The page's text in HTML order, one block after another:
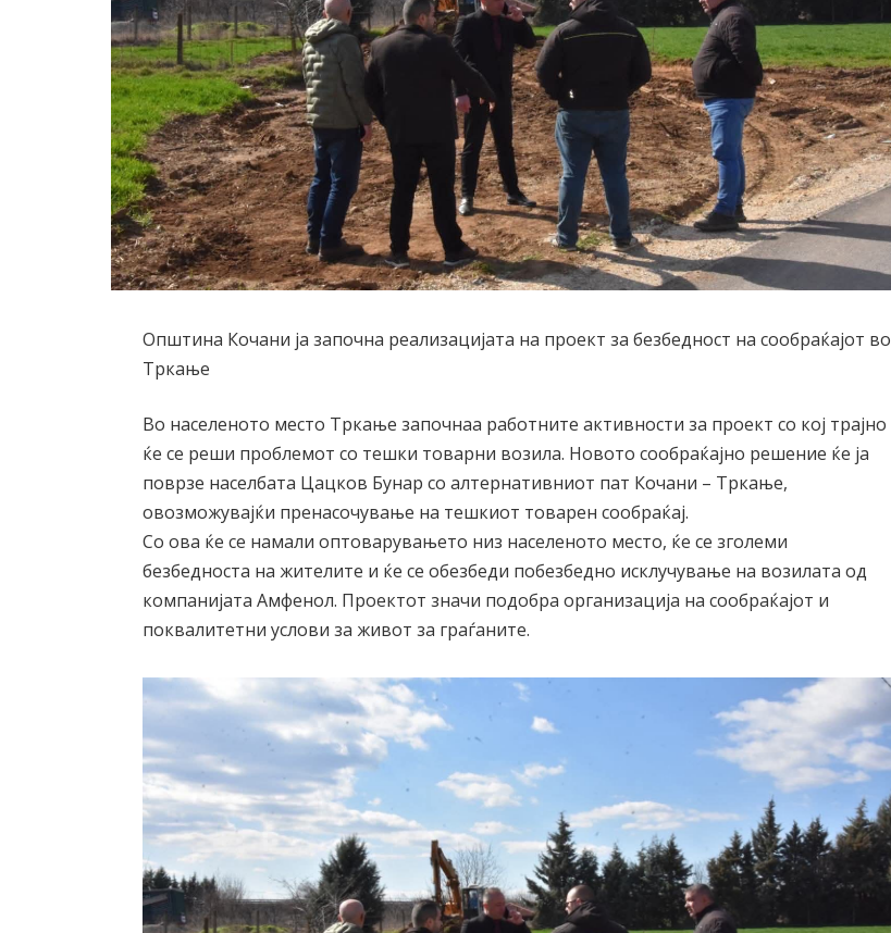
Општина Кочани ја започна реализацијата на проект за безбедност на сообраќајот во
Тркање
Во населеното место Тркање започнаа работните активности за проект со кој трајно
ќе се реши проблемот со тешки товарни возила. Новото сообраќајно решение ќе ја
поврзе населбата Цацков Бунар со алтернативниот пат Кочани – Тркање,
овозможувајќи пренасочување на тешкиот товарен сообраќај.
Со ова ќе се намали оптоварувањето низ населеното место, ќе се зголеми
безбедноста на жителите и ќе се обезбеди побезбедно исклучување на возилата од
компанијата Амфенол. Проектот значи подобра организација на сообраќајот и
поквалитетни услови за живот за граѓаните.